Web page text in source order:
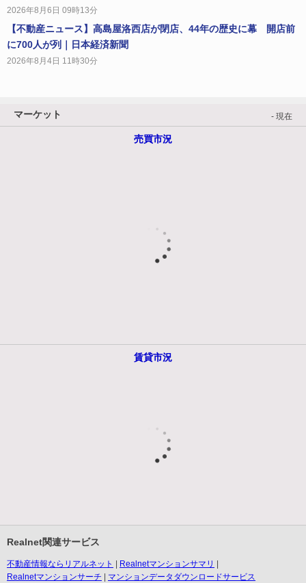
2026年8月6日 09時13分
【不動産ニュース】高島屋洛西店が閉店、44年の歴史に幕 開店前
に700人が列｜日本経済新聞
2026年8月4日 11時30分
マーケット - 現在
売買市況
賃貸市況
Realnet関連サービス
不動産情報ならリアルネット
Realnetマンションサマリ
Realnetマンションサーチ
マンションデータダウンロードサービス